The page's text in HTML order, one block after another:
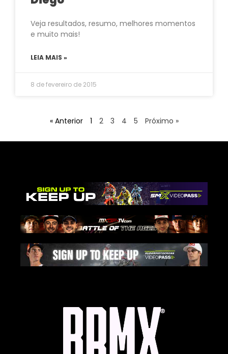
Veja resultados, resumo, melhores momentos
e muito mais!
LEIA MAIS »
8 de fevereiro de 2015
« Anterior 1 2 3 4 5 Próximo »